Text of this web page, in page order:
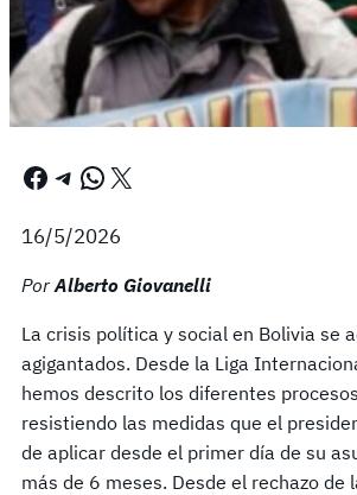
Facebook Telegram WhatsApp X
16/5/2026
Por Alberto Giovanelli
La crisis política y social en Bolivia se
agigantados. Desde la Liga
hemos descrito los diferentes
resistiendo las medidas que el
de aplicar desde el primer día de su
más de 6 meses. Desde el rechazo de